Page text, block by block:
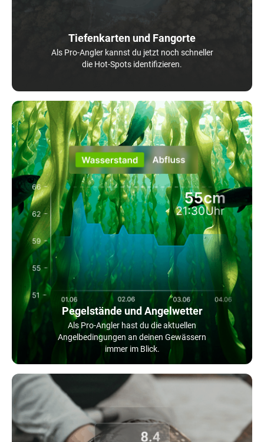
Tiefenkarten und Fangorte
Als Pro-Angler kannst du jetzt noch schneller
die Hot-Spots identifizieren.
Pegelstände und Angelwetter
Als Pro-Angler hast du die aktuellen
Angelbedingungen an deinen Gewässern
immer im Blick.